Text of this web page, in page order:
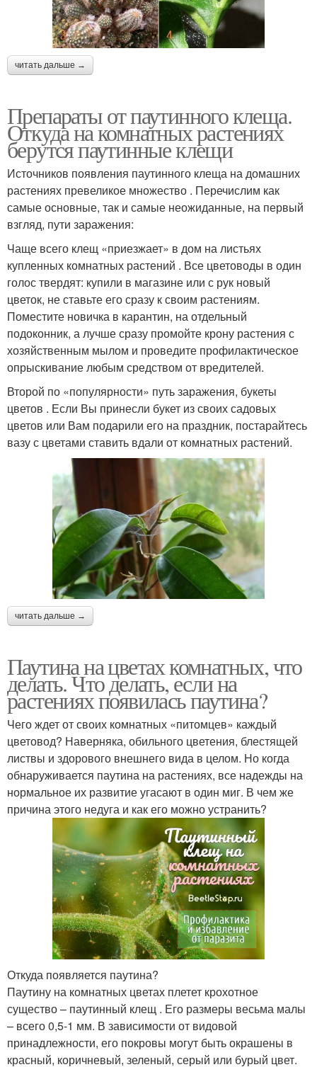
читать дальше →
Препараты от паутинного клеща.
Откуда на комнатных растениях
берутся паутинные клещи
Источников появления паутинного клеща на домашних
растениях превеликое множество . Перечислим как
самые основные, так и самые неожиданные, на первый
взгляд, пути заражения:
Чаще всего клещ «приезжает» в дом на листьях
купленных комнатных растений . Все цветоводы в один
голос твердят: купили в магазине или с рук новый
цветок, не ставьте его сразу к своим растениям.
Поместите новичка в карантин, на отдельный
подоконник, а лучше сразу промойте крону растения с
хозяйственным мылом и проведите профилактическое
опрыскивание любым средством от вредителей.
Второй по «популярности» путь заражения, букеты
цветов . Если Вы принесли букет из своих садовых
цветов или Вам подарили его на праздник, постарайтесь
вазу с цветами ставить вдали от комнатных растений.
читать дальше →
Паутина на цветах комнатных, что
делать. Что делать, если на
растениях появилась паутина?
Чего ждет от своих комнатных «питомцев» каждый
цветовод? Наверняка, обильного цветения, блестящей
листвы и здорового внешнего вида в целом. Но когда
обнаруживается паутина на растениях, все надежды на
нормальное их развитие угасают в один миг. В чем же
причина этого недуга и как его можно устранить?
Откуда появляется паутина?
Паутину на комнатных цветах плетет крохотное
существо – паутинный клещ . Его размеры весьма малы
– всего 0,5-1 мм. В зависимости от видовой
принадлежности, его покровы могут быть окрашены в
красный, коричневый, зеленый, серый или бурый цвет.